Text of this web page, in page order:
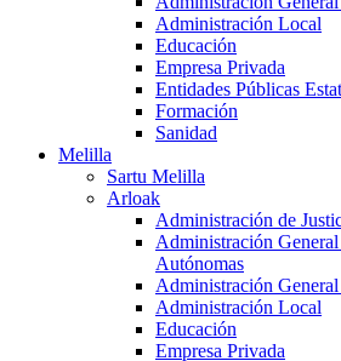
Administración Local
Educación
Empresa Privada
Entidades Públicas
Formación
Sanidad
Melilla
Sartu Melilla
Arloak
Administración de
Administración
Autónomas
Administración
Administración Local
Educación
Empresa Privada